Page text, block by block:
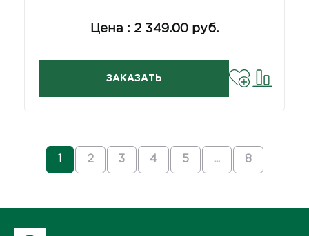
Цена : 2 349.00 руб.
ЗАКАЗАТЬ
2 3 4 5 ... 8